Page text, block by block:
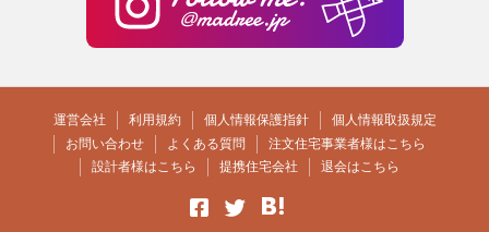
運営会社 利用規約 個人情報保護指針
個人情報取扱規定
お問い合わせ
よくある質問
注文住宅事業者様はこちら
設計者様はこちら
提携住宅会社 退会はこちら